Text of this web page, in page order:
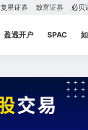
复星证券 致富证券 必贝
盈透开户 SPAC